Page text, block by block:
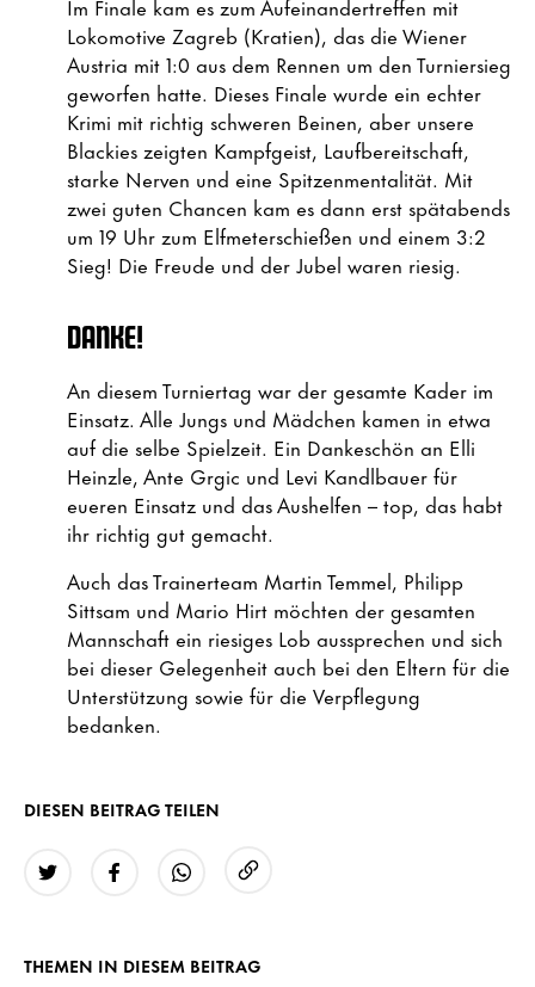
Im Finale kam es zum Aufeinandertreffen mit
Lokomotive Zagreb (Kratien), das die Wiener
Austria mit 1:0 aus dem Rennen um den Turniersieg
geworfen hatte. Dieses Finale wurde ein echter
Krimi mit richtig schweren Beinen, aber unsere
Blackies zeigten Kampfgeist, Laufbereitschaft,
starke Nerven und eine Spitzenmentalität. Mit
zwei guten Chancen kam es dann erst spätabends
um 19 Uhr zum Elfmeterschießen und einem 3:2
Sieg! Die Freude und der Jubel waren riesig.
DANKE!
An diesem Turniertag war der gesamte Kader im
Einsatz. Alle Jungs und Mädchen kamen in etwa
auf die selbe Spielzeit. Ein Dankeschön an Elli
Heinzle, Ante Grgic und Levi Kandlbauer für
eueren Einsatz und das Aushelfen – top, das habt
ihr richtig gut gemacht.
Auch das Trainerteam Martin Temmel, Philipp
Sittsam und Mario Hirt möchten der gesamten
Mannschaft ein riesiges Lob aussprechen und sich
bei dieser Gelegenheit auch bei den Eltern für die
Unterstützung sowie für die Verpflegung
bedanken.
DIESEN BEITRAG TEILEN
THEMEN IN DIESEM BEITRAG